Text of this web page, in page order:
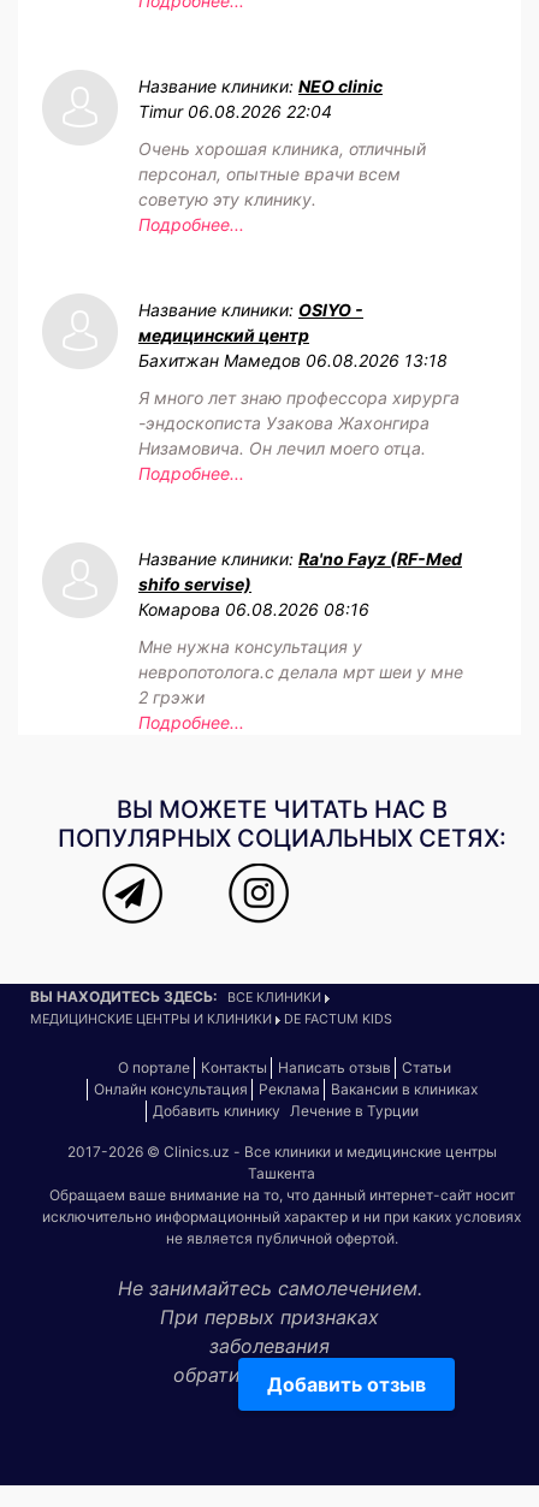
Добавить отзыв
Название клиники: NEO clinic
Timur 06.08.2026 22:04
Очень хорошая клиника, отличный
персонал, опытные врачи всем
советую эту клинику.
Подробнее...
Название клиники: OSIYO -
медицинский центр
Бахитжан Мамедов 06.08.2026 13:18
Я много лет знаю профессора хирурга
-эндоскописта Узакова Жахонгира
Низамовича. Он лечил моего отца.
Подробнее...
Название клиники: Ra'no Fayz (RF-Med
shifo servise)
Комарова 06.08.2026 08:16
Мне нужна консультация у
невропотолога.с делала мрт шеи у мне
2 грэжи
Подробнее...
ВЫ МОЖЕТЕ ЧИТАТЬ НАС В
ПОПУЛЯРНЫХ СОЦИАЛЬНЫХ СЕТЯХ:
ВЫ НАХОДИТЕСЬ ЗДЕСЬ:
ВСЕ КЛИНИКИ
МЕДИЦИНСКИЕ ЦЕНТРЫ И КЛИНИКИ
DE FACTUM KIDS
О портале Контакты Написать отзыв
Статьи
Онлайн консультация
Реклама
Вакансии в клиниках
Добавить клинику Лечение в Турции
2017-2026 © Clinics.uz - Все клиники и медицинские центры
Ташкента
Обращаем ваше внимание на то, что данный интернет-сайт носит
исключительно информационный характер и ни при каких условиях
не является публичной офертой.
Не занимайтесь самолечением.
При первых признаках
заболевания
обратитесь к врачу!